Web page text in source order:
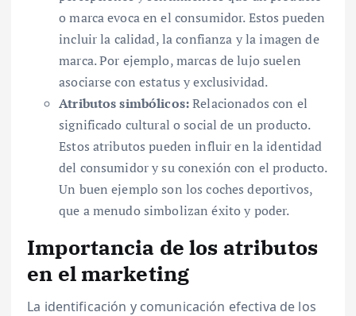
o marca evoca en el consumidor. Estos pueden
incluir la calidad, la confianza y la imagen de
marca. Por ejemplo, marcas de lujo suelen
asociarse con estatus y exclusividad.
Atributos simbólicos:Relacionados con el
significado cultural o social de un producto.
Estos atributos pueden influir en la identidad
del consumidor y su conexión con el producto.
Un buen ejemplo son los coches deportivos,
que a menudo simbolizan éxito y poder.
Importancia de los atributos
en el marketing
La identificación y comunicación efectiva de los